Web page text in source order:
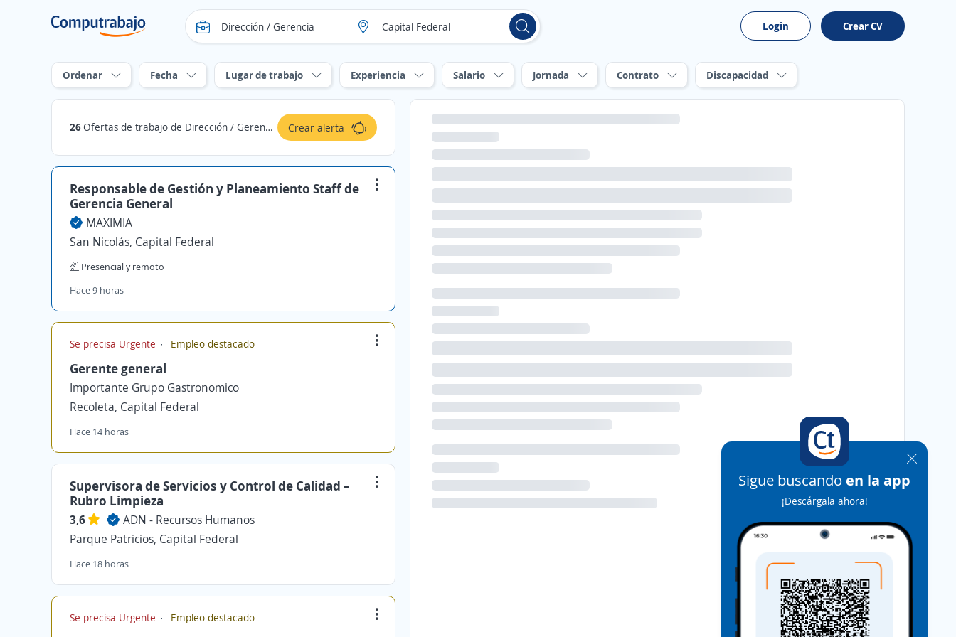
Login Crear CV
Ordenar Fecha Lugar de trabajo Experiencia Salario Jornada Contrato Discapacidad
26Ofertas de trabajo de Dirección / Gerencia en Capital Federal Crear alerta
Responsable de Gestión y Planeamiento Staff de
Gerencia General
MAXIMIA
San Nicolás, Capital Federal
Presencial y remoto
Hace 9 horas
Se precisa Urgente Empleo destacado
Gerente general
Importante Grupo Gastronomico
Recoleta, Capital Federal
Hace 14 horas
Supervisora de Servicios y Control de Calidad –
Rubro Limpieza
3,6
ADN - Recursos Humanos
Parque Patricios, Capital Federal
Hace 18 horas
Se precisa Urgente Empleo destacado
Sigue buscando en la app
¡Descárgala ahora!